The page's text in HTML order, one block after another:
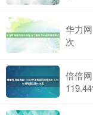
华力
次
倍倍